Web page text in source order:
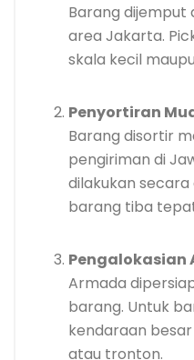
Barang dijemput
area Jakarta.
skala kecil
Penyortiran
Barang disortir
pengiriman di
dilakukan
barang tiba
Pengalokasian
Armada
barang. Untuk
kendaraan
atau tronton.